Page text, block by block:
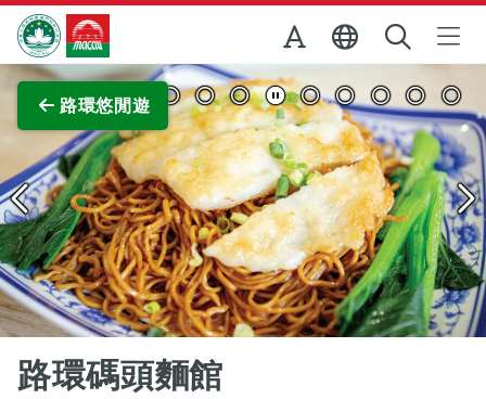
跳至主内容
澳門特別行政區政府旅遊局
路環悠閒遊
查看原圖
路環碼頭麵館